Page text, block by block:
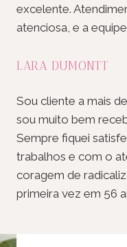
excelente.
atenciosa, e a
LARA DUMONTT
Sou cliente a mais
sou muito bem
Sempre fiquei
trabalhos e com o
coragem de
primeira vez em 56